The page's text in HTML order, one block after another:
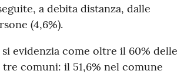
a debita distanza, dalle
(4,6%).
evidenzia come oltre il 60% delle
comuni: il 51,6% nel comune